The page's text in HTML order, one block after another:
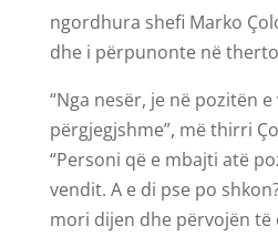
ngordhura shefi Marko
dhe i përpunonte në
“Nga nesër, je në pozitën
përgjegjshme”, më thirri
“Personi që e mbajti atë
vendit. A e di pse po
mori dijen dhe përvojën të